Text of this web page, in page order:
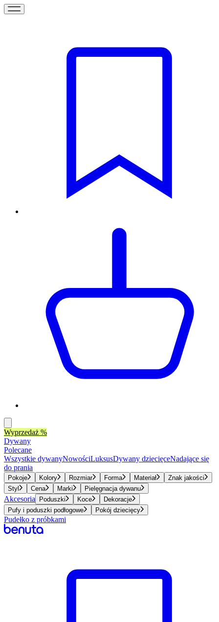
Wyprzedaż %
Dywany
Polecane
Wszystkie dywanyNowościLuksusDywany dziecięceNadające się
do prania
Pokoje Kolory Rozmiar Forma Materiał
Znak jakości
Styl
Cena Marki Pielęgnacja dywanu
Akcesoria Poduszki Koce
Dekoracje
Pufy i poduszki podłogowe
Pokój dziecięcy
Pudełko z próbkami